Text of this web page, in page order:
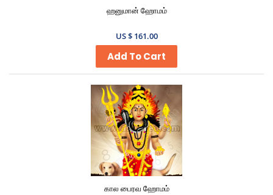
ஹனுமான் ஹோமம்
US $ 161.00
Add To Cart
கால பைரவ ஹோமம்